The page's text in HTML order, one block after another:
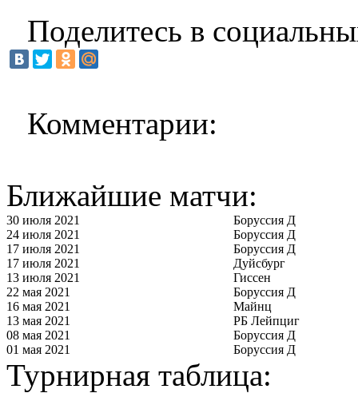
Поделитесь в
Комментарии:
Ближайшие матчи:
30 июля 2021
Боруссия Д
24 июля 2021
Боруссия Д
17 июля 2021
Боруссия Д
17 июля 2021
Дуйсбург
13 июля 2021
Гиссен
22 мая 2021
Боруссия Д
16 мая 2021
Майнц
13 мая 2021
РБ Лейпциг
08 мая 2021
Боруссия Д
01 мая 2021
Боруссия Д
Турнирная таблица: